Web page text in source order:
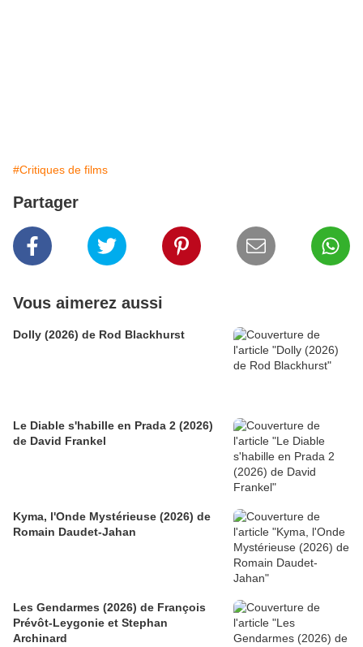
#Critiques de films
Partager
Vous aimerez aussi
Dolly (2026) de Rod Blackhurst
Le Diable s'habille en Prada 2 (2026)
de David Frankel
Kyma, l'Onde Mystérieuse (2026) de
Romain Daudet-Jahan
Les Gendarmes (2026) de François
Prévôt-Leygonie et Stephan
Archinard